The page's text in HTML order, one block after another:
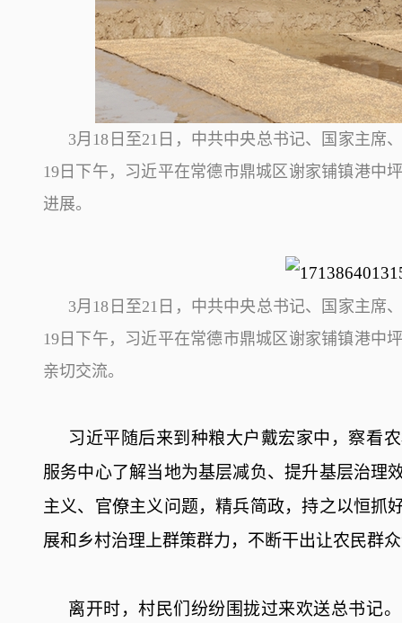
3月18日至21日，中共中央总书记、国家主席
19日下午，习近平在常德市鼎城区谢家铺镇港中
进展。
3月18日至21日，中共中央总书记、国家主席
19日下午，习近平在常德市鼎城区谢家铺镇港中
亲切交流。
习近平随后来到种粮大户戴宏家中，察看
服务中心了解当地为基层减负、提升基层治理
主义、官僚主义问题，精兵简政，持之以恒抓
展和乡村治理上群策群力，不断干出让农民群
离开时，村民们纷纷围拢过来欢送总书记